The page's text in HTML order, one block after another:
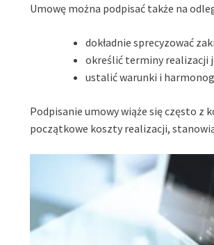
Umowę można podpisać także na
dokładnie sprecyzować
określić terminy realizacji
ustalić warunki i
Podpisanie umowy wiąże się często z
początkowe koszty realizacji,